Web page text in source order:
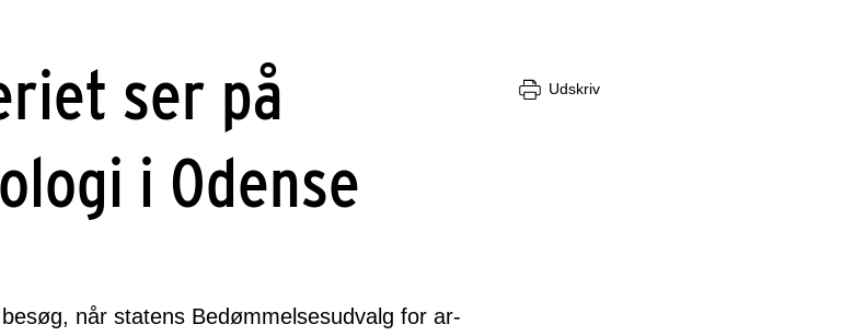
ser på
i Odense
Udskriv
når statens Bedømmelsesudvalg for ar-